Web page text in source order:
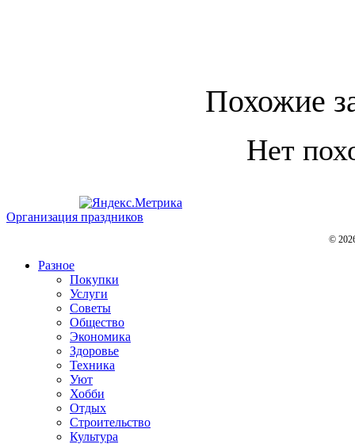
Похожие
Нет
Организация праздников
©
Разное
Покупки
Услуги
Советы
Общество
Экономика
Здоровье
Техника
Уют
Хобби
Отдых
Строительство
Культура